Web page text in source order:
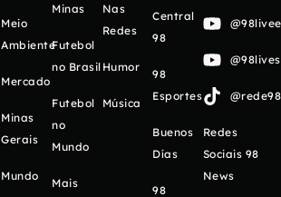
Meio
Ambiente
Mercado
Minas
Gerais
Mundo
Minas
Futebol
no Brasil
Futebol
no
Mundo
Mais
Nas
Redes
Humor
Música
Central
98
98
Esportes
Buenos
Días
98
Redes
Sociais 98
News